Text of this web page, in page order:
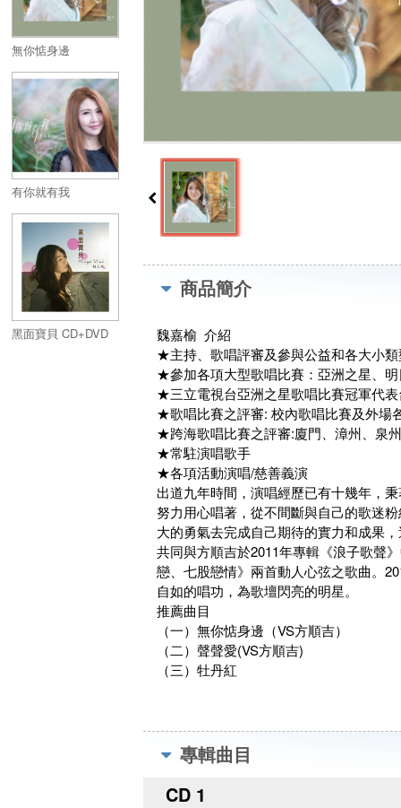
無你惦身邊
有你就有我
黑面寶貝 CD+DVD
商品簡介
魏嘉榆 介紹
★主持、歌唱評審及參與公益和各大小
★參加各項大型歌唱比賽：亞洲之星、
★三立電視台亞洲之星歌唱比賽冠軍代
★歌唱比賽之評審: 校內歌唱比賽及外場
★跨海歌唱比賽之評審:廈門、漳州、泉
★常駐演唱歌手
★各項活動演唱/慈善義演
出道九年時間，演唱經歷已有十幾年，
努力用心唱著，從不間斷與自己的歌迷
大的勇氣去完成自己期待的實力和成果
共同與方順吉於2011年專輯《浪子歌聲
戀、七股戀情》兩首動人心弦之歌曲。
自如的唱功，為歌壇閃亮的明星。
推薦曲目
（一）無你惦身邊（VS方順吉）
（二）聲聲愛(VS方順吉)
（三）牡丹紅
專輯曲目
CD 1